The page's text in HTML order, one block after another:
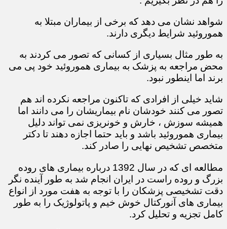
شواهد نشان می دهد که برخی از بیماران مبتلا به
هموروئید شرایط دیگری دارند.
به طور مثال بسیاری از کسانی که تصور می کردند به
محض مراجعه به پزشک به بیماری هموروئید خود پی می
برند اما اینطور نبود.
شاید خیلی از افرادی که تاکنون مراجعه نکرده اند هم
تصور می کنند خودشان نام بیماریشان را می دانند اما
همیشه سوزش ، خارش و خونریزی نمی تواند دلیل
بیماری هموروئید باشد و باید حتما اجازه دهند تا دکتر
متخصص تشخیص نهایی را صادر کند.
مطالعه ای که در سال 1392 درباره بیماری های روده
بزرگ و روده راست در ایران انجام شد به طور آینده نگر
دقت تشخیصی پزشکان را با توجه به هفت مورد از انواع
بیماری های آنورکتال خوش خیم و پاتولوژیک را به طور
کامل تجزیه و تحلیل کرد.